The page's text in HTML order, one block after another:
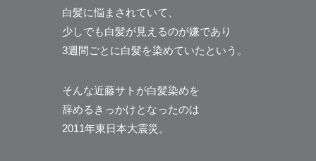
白髪に悩まされていて、
少しでも白髪が見えるのが嫌であり
3週間ごとに白髪を染めていたという。
そんな近藤サトが白髪染めを
辞めるきっかけとなったのは
2011年東日本大震災。